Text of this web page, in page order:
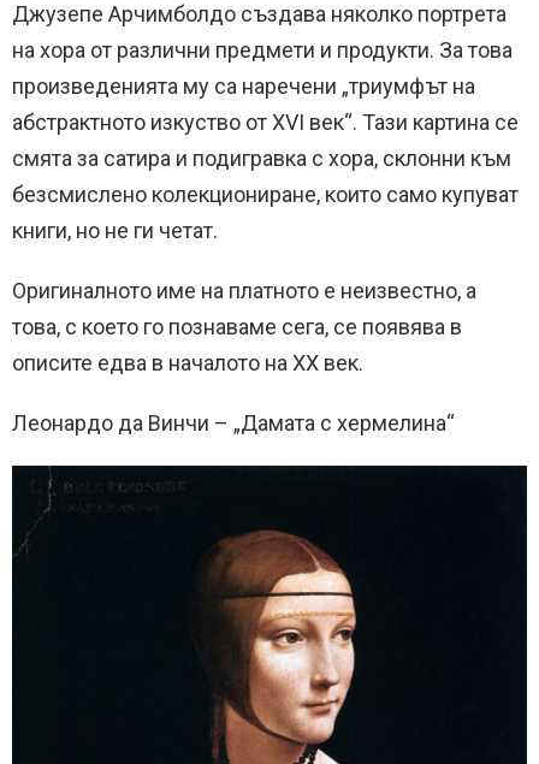
Джузепе Арчимболдо създава няколко портрета
на хора от различни предмети и продукти. За това
произведенията му са наречени „триумфът на
абстрактното изкуство от XVI век“. Тази картина се
смята за сатира и подигравка с хора, склонни към
безсмислено колекциониране, които само купуват
книги, но не ги четат.
Оригиналното име на платното е неизвестно, а
това, с което го познаваме сега, се появява в
описите едва в началото на XX век.
Леонардо да Винчи – „Дамата с хермелина“